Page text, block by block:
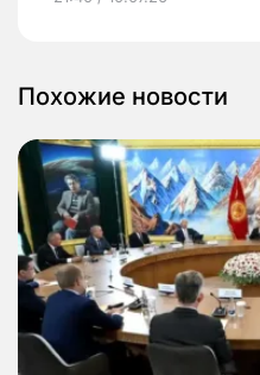
Похожие новости